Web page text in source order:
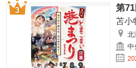
第
苫小
北
中